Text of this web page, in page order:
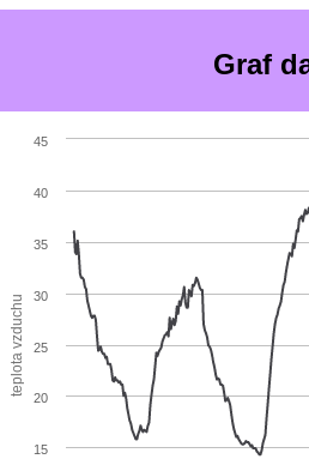
Graf
teplota vzduchu
15
20
25
30
35
40
45